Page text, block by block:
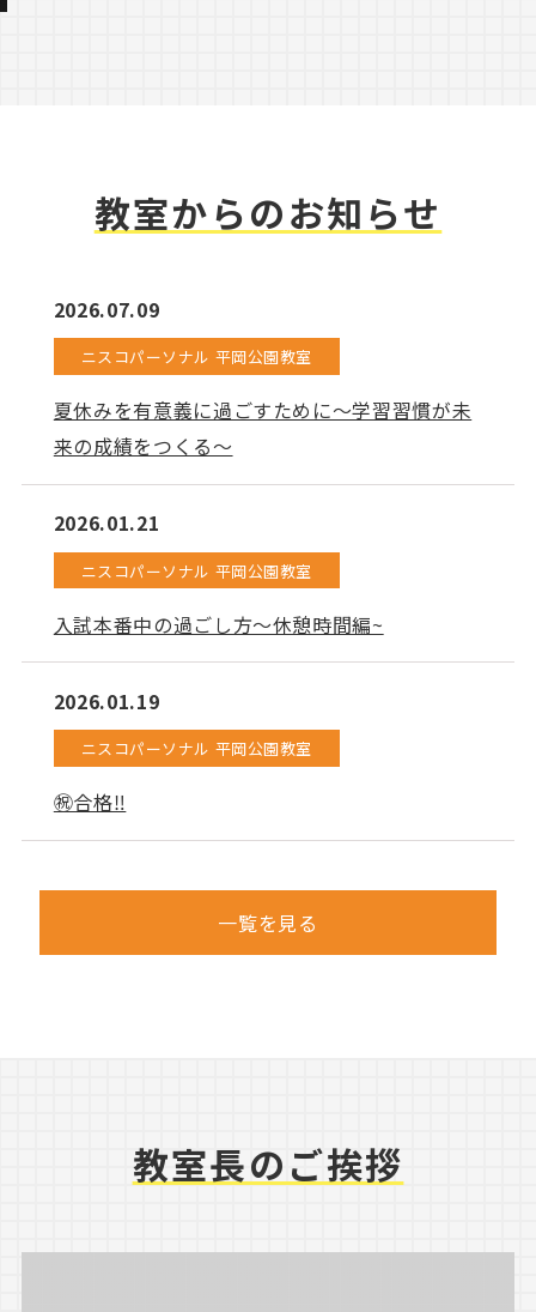
教室からのお知らせ
2026.07.09
ニスコパーソナル 平岡公園教室
夏休みを有意義に過ごすために～学習習慣が未
来の成績をつくる～
2026.01.21
ニスコパーソナル 平岡公園教室
入試本番中の過ごし方～休憩時間編~
2026.01.19
ニスコパーソナル 平岡公園教室
㊗合格‼
一覧を見る
教室長のご挨拶